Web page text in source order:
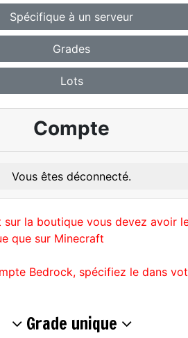
Spécifique à un serveur
Grades
Lots
Compte
Vous êtes déconnecté.
sur la boutique vous devez avoir
que sur Minecraft
Bedrock, spécifiez le dans
Grade unique